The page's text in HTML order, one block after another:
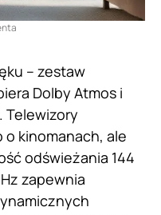
– zestaw
Dolby Atmos i
Telewizory
kinomanach, ale
odświeżania 144
zapewnia